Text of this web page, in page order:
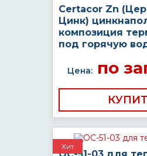
Certacor Zn
Цинк)
композиция
под горячую
Цена:по
Хит